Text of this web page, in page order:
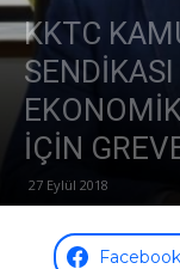
KKTC
İÇİN
27 Eylül 2018
Facebook